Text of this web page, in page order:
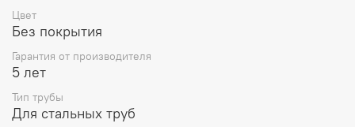
Цвет
Без покрытия
Гарантия от производителя
5 лет
Тип трубы
Для стальных труб